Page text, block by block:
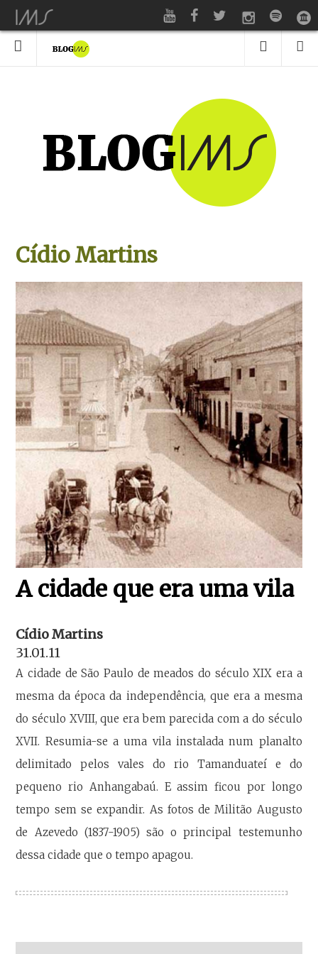
Cídio Martins
A cidade que era uma vila
Cídio Martins
31.01.11
A cidade de São Paulo de meados do século XIX era a
mesma da época da independência, que era a mesma
do século XVIII, que era bem parecida com a do século
XVII. Resumia-se a uma vila instalada num planalto
delimitado pelos vales do rio Tamanduateí e do
pequeno rio Anhangabaú. E assim ficou por longo
tempo sem se expandir. As fotos de Militão Augusto
de Azevedo (1837-1905) são o principal testemunho
dessa cidade que o tempo apagou.